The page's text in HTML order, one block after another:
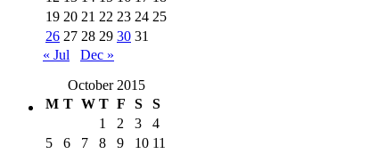
19 20 21 22 23 24 25
26 27 28 29 30 31
« Jul
Dec »
October 2015
M T W T F S
S
1
2 3
4
5
6 7 8 9 10 11